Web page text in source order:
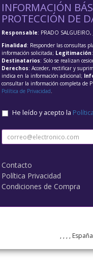
INFORMACIÓN
PROTECCIÓN DE
Responsable: PRADO SALGUEIRO,
Finalidad: Responder las consultas
información solicitada; Legitimación
Destinatarios: Solo se realizan
Derechos: Acceder, rectificar y
indica en la información adicional;
consultar la información completa de
Política de Privacidad.
He leído y acepto la
Contacto
Política Privacidad
Condiciones de Compra
, , , ,